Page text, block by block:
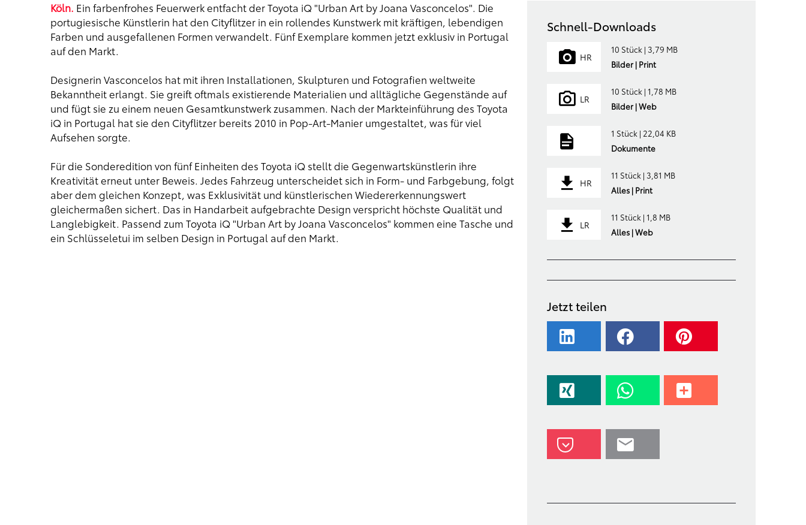
Köln. Ein farbenfrohes Feuerwerk entfacht der Toyota iQ "Urban Art by Joana Vasconcelos". Die
portugiesische Künstlerin hat den Cityflitzer in ein rollendes Kunstwerk mit kräftigen, lebendigen
Farben und ausgefallenen Formen verwandelt. Fünf Exemplare kommen jetzt exklusiv in Portugal
auf den Markt.
Designerin Vasconcelos hat mit ihren Installationen, Skulpturen und Fotografien weltweite
Bekanntheit erlangt. Sie greift oftmals existierende Materialien und alltägliche Gegenstände auf
und fügt sie zu einem neuen Gesamtkunstwerk zusammen. Nach der Markteinführung des Toyota
iQ in Portugal hat sie den Cityflitzer bereits 2010 in Pop-Art-Manier umgestaltet, was für viel
Aufsehen sorgte.
Für die Sonderedition von fünf Einheiten des Toyota iQ stellt die Gegenwartskünstlerin ihre
Kreativität erneut unter Beweis. Jedes Fahrzeug unterscheidet sich in Form- und Farbgebung, folgt
aber dem gleichen Konzept, was Exklusivität und künstlerischen Wiedererkennungswert
gleichermaßen sichert. Das in Handarbeit aufgebrachte Design verspricht höchste Qualität und
Langlebigkeit. Passend zum Toyota iQ "Urban Art by Joana Vasconcelos" kommen eine Tasche und
ein Schlüsseletui im selben Design in Portugal auf den Markt.
Schnell-Downloads
HR
10 Stück | 3,79 MB
Bilder | Print
LR
10 Stück | 1,78 MB
Bilder | Web
1 Stück | 22,04 KB
Dokumente
HR
11 Stück | 3,81 MB
Alles | Print
LR
11 Stück | 1,8 MB
Alles | Web
Jetzt teilen